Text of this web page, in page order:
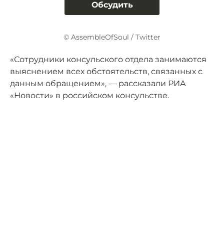
Обсудить
© AssembleOfSoul / Twitter
«Сотрудники консульского отдела занимаются
выяснением всех обстоятельств, связанных с
данным обращением», — рассказали РИА
«Новости» в российском консульстве.